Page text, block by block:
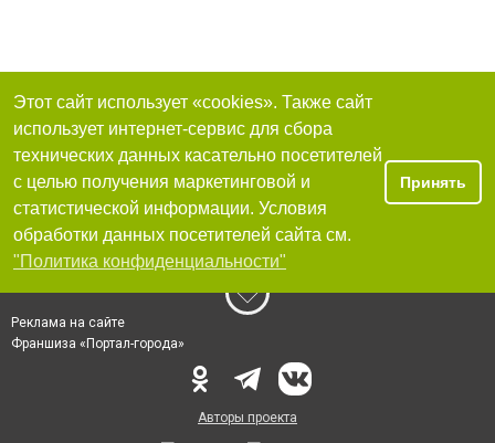
Этот сайт использует «cookies». Также сайт
использует интернет-сервис для сбора
технических данных касательно посетителей
с целью получения маркетинговой и
статистической информации. Условия
обработки данных посетителей сайта см.
"Политика конфиденциальности"
Принять
Реклама на сайте
Франшиза «Портал-города»
Авторы проекта